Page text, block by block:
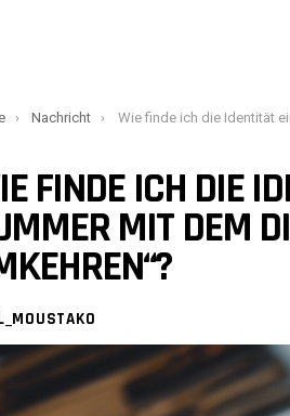
here:Nachricht Wie finde ich die Identität einer unbekannten Nummer mit dem
FINDE ICH DIE
MIT DEM